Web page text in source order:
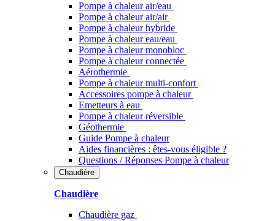
Pompe à chaleur air/eau
Pompe à chaleur air/air
Pompe à chaleur hybride
Pompe à chaleur​ eau/eau
Pompe à chaleur monobloc
Pompe à chaleur connectée
Aérothermie
Pompe à chaleur multi-confort
Accessoires pompe à chaleur
Emetteurs à eau
Pompe à chaleur réversible
Géothermie
Guide Pompe à chaleur
Aides financières : êtes-vous éligible ?
Questions / Réponses Pompe à chaleur
Chaudière
Chaudière
Chaudière gaz